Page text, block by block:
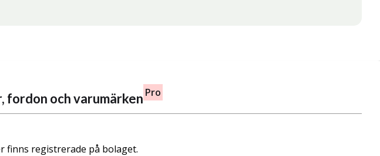
fordon och varumärken Pro
finns registrerade på bolaget.